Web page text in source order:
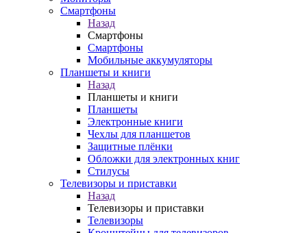
Смартфоны
Назад
Смартфоны
Смартфоны
Мобильные аккумуляторы
Планшеты и книги
Назад
Планшеты и книги
Планшеты
Электронные книги
Чехлы для планшетов
Защитные плёнки
Обложки для электронных книг
Стилусы
Телевизоры и приставки
Назад
Телевизоры и приставки
Телевизоры